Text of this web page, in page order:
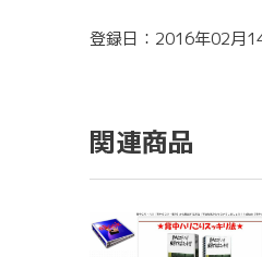
登録日：2016年02月
関連商品